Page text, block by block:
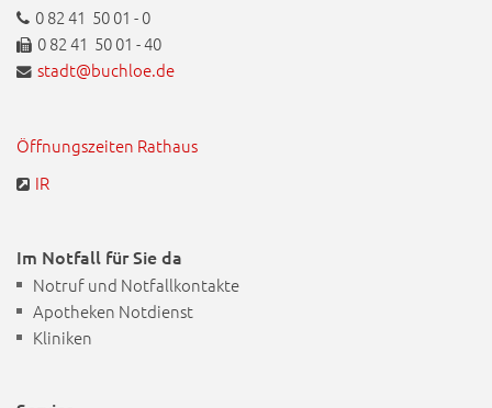
0 82 41 50 01 - 0
0 82 41 50 01 - 40
stadt@buchloe.de
Öffnungszeiten Rathaus
IR
Im Notfall für Sie da
Notruf und Notfallkontakte
Apotheken Notdienst
Kliniken